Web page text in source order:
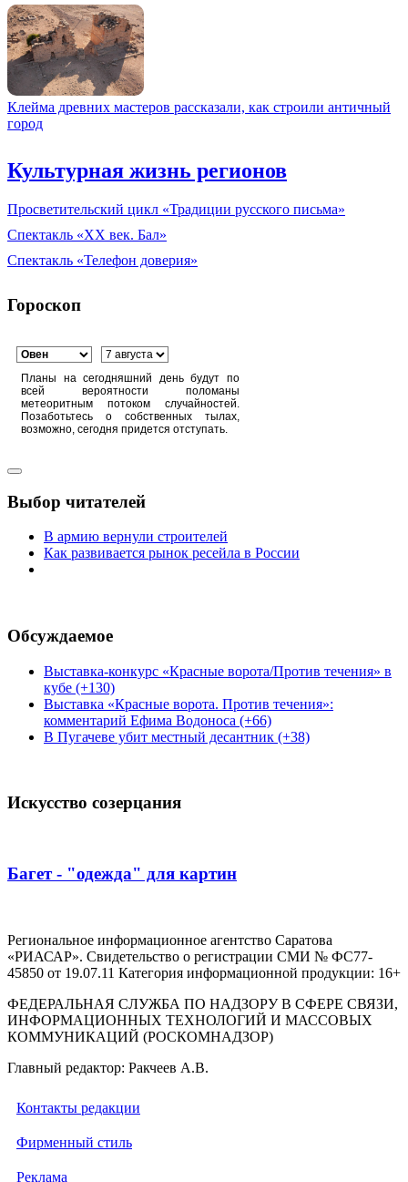
Клейма древних мастеров рассказали, как строили античный
город
Культурная жизнь регионов
Просветительский цикл «Традиции русского письма»
Спектакль «XX век. Бал»
Спектакль «Телефон доверия»
Гороскоп
Планы на сегодняшний день будут по
всей вероятности поломаны
метеоритным потоком случайностей.
Позаботьтесь о собственных тылах,
возможно, сегодня придется отступать.
Выбор читателей
В армию вернули строителей
Как развивается рынок ресейла в России
Обсуждаемое
Выставка-конкурс «Красные ворота/Против течения» в
кубе (+130)
Выставка «Красные ворота. Против течения»:
комментарий Ефима Водоноса (+66)
В Пугачеве убит местный десантник (+38)
Искусство созерцания
Багет - "одежда" для картин
Региональное информационное агентство Саратова
«РИАСАР». Свидетельство о регистрации СМИ № ФС77-
45850 от 19.07.11 Категория информационной продукции: 16+
ФЕДЕРАЛЬНАЯ СЛУЖБА ПО НАДЗОРУ В СФЕРЕ СВЯЗИ,
ИНФОРМАЦИОННЫХ ТЕХНОЛОГИЙ И МАССОВЫХ
КОММУНИКАЦИЙ (РОСКОМНАДЗОР)
Главный редактор: Ракчеев А.В.
Контакты редакции
Фирменный стиль
Реклама